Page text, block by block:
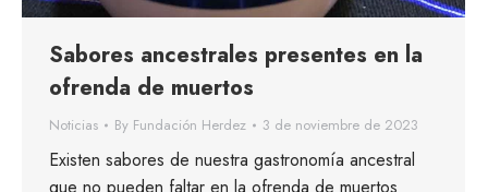
Sabores ancestrales presentes en la
ofrenda de muertos
Noticias By Fundación Herdez 3 de noviembre de 2023
Existen sabores de nuestra gastronomía ancestral
que no pueden faltar en la ofrenda de muertos